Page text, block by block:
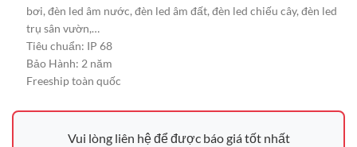
bơi, đèn led âm nước, đèn led âm đất, đèn led chiếu cây, đèn led
trụ sân vườn,…
Tiêu chuẩn: IP 68
Bảo Hành: 2 năm
Freeship toàn quốc
Vui lòng liên hệ để được báo giá tốt nhất